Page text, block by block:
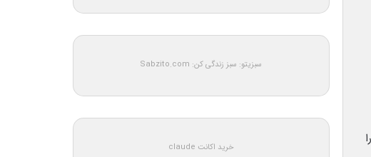
سبزیتو: سبز زندگی کن: Sabzito.com
خرید اکانت claude